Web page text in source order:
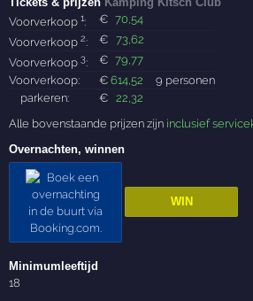
Voorverkoop1: € 70 ,54
Voorverkoop2: € 73 ,62
Voorverkoop3: € 79 ,77
Voorverkoop:
€614 ,52
9 personen
parkeren:
€ 22 ,32
Alle bovenstaande prijzen zijn inclusief
Overnachten, winnen
WIN
Minimumleeftijd
18